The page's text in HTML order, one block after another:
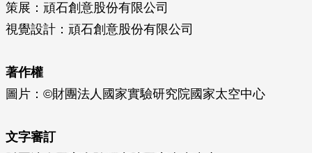
策展：頑石創意股份有限公司
視覺設計：頑石創意股份有限公司
著作權
圖片：©財團法人國家實驗研究院國家太空中心
文字審訂